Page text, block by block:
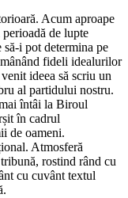
Acum aproape
de lupte
i pot determina pe
fideli idealurilor
ideea să scriu un
al partidului nostru.
întâi la Biroul
în cadrul
de oameni.
Atmosferă
rostind rând cu
cu cuvânt textul